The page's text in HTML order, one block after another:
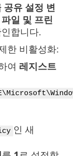
공유 설정 변
파일 및 프린
합니다.
한 비활성화:
여 레지스트
인 새